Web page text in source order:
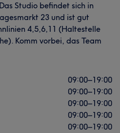
Studio befindet sich in
23 und ist gut
4,5,6,11 (Haltestelle
Komm vorbei, das Team
09:00–19:00
09:00–19:00
09:00–19:00
09:00–19:00
09:00–19:00